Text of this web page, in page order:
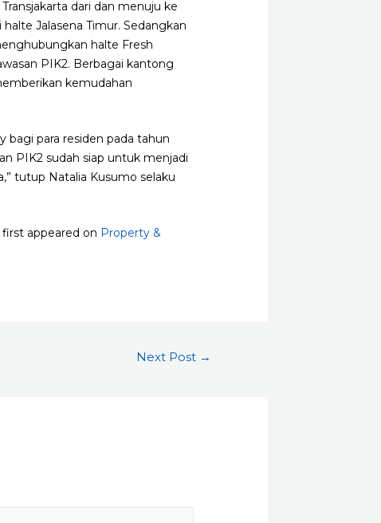
dari dan menuju ke
Jalasena Timur. Sedangkan
halte Fresh
PIK2. Berbagai kantong
kemudahan
bagi para residen pada tahun
PIK2 sudah siap untuk menjadi
tutup Natalia Kusumo selaku
first appeared on Property &
Next Post →